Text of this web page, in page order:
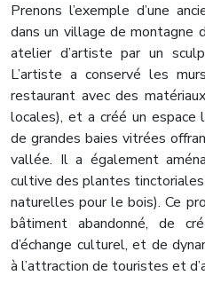
Prenons l’exemple d’une
dans un village de montagne
atelier d’artiste par un
L’artiste a conservé les
restaurant avec des
locales), et a créé un espace
de grandes baies vitrées
vallée. Il a également
cultive des plantes
naturelles pour le bois). Ce
bâtiment abandonné, de
d’échange culturel, et de
à l’attraction de touristes et